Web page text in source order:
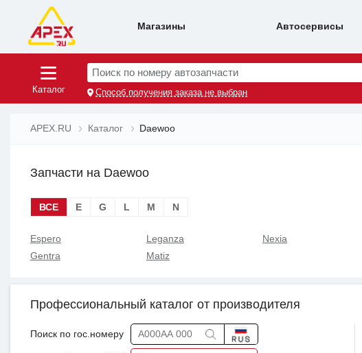
Магазины Автосервисы
Каталог
Поиск по номеру автозапчасти
Способ получения заказа не выбран
APEX.RU Каталог Daewoo
Запчасти на Daewoo
ВСЕ E G L M N
Espero
Gentra
Leganza
Matiz
Nexia
Профессиональный каталог от производителя
Поиск по гос.номеру